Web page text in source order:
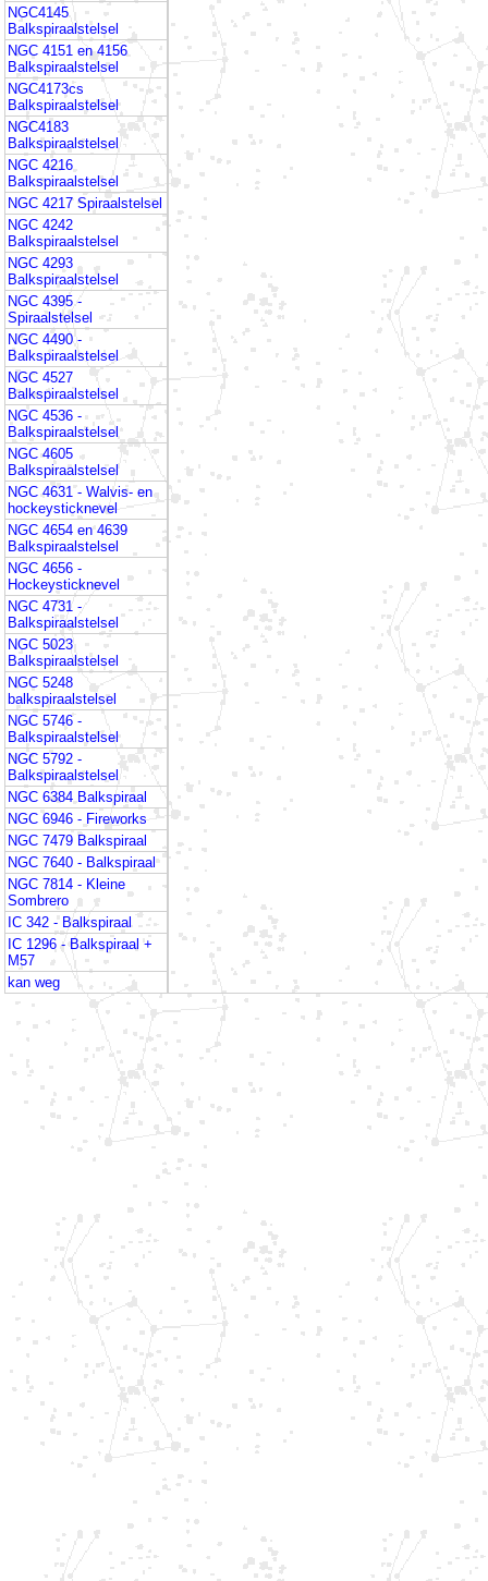
NGC4145
Balkspiraalstelsel
NGC 4151 en 4156
Balkspiraalstelsel
NGC4173cs
Balkspiraalstelsel
NGC4183
Balkspiraalstelsel
NGC 4216
Balkspiraalstelsel
NGC 4217 Spiraalstelsel
NGC 4242
Balkspiraalstelsel
NGC 4293
Balkspiraalstelsel
NGC 4395 -
Spiraalstelsel
NGC 4490 -
Balkspiraalstelsel
NGC 4527
Balkspiraalstelsel
NGC 4536 -
Balkspiraalstelsel
NGC 4605
Balkspiraalstelsel
NGC 4631 - Walvis- en
hockeysticknevel
NGC 4654 en 4639
Balkspiraalstelsel
NGC 4656 -
Hockeysticknevel
NGC 4731 -
Balkspiraalstelsel
NGC 5023
Balkspiraalstelsel
NGC 5248
balkspiraalstelsel
NGC 5746 -
Balkspiraalstelsel
NGC 5792 -
Balkspiraalstelsel
NGC 6384 Balkspiraal
NGC 6946 - Fireworks
NGC 7479 Balkspiraal
NGC 7640 - Balkspiraal
NGC 7814 - Kleine
Sombrero
IC 342 - Balkspiraal
IC 1296 - Balkspiraal +
M57
kan weg